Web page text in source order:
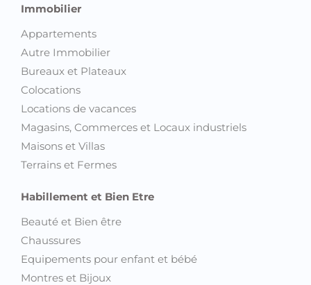
Immobilier
Appartements
Autre Immobilier
Bureaux et Plateaux
Colocations
Locations de vacances
Magasins, Commerces et Locaux industriels
Maisons et Villas
Terrains et Fermes
Habillement et Bien Etre
Beauté et Bien être
Chaussures
Equipements pour enfant et bébé
Montres et Bijoux